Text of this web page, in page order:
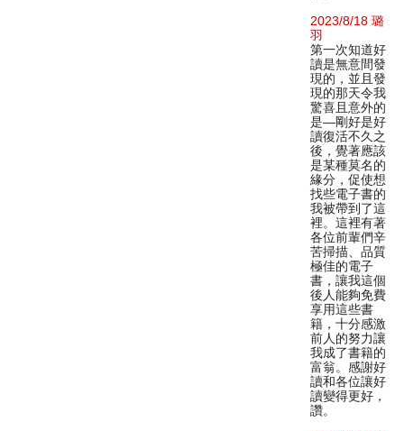
2023/8/18 璐
羽
第一次知道好
讀是無意間發
現的，並且發
現的那天令我
驚喜且意外的
是—剛好是好
讀復活不久之
後，覺著應該
是某種莫名的
緣分，促使想
找些電子書的
我被帶到了這
裡。這裡有著
各位前輩們辛
苦掃描、品質
極佳的電子
書，讓我這個
後人能夠免費
享用這些書
籍，十分感激
前人的努力讓
我成了書籍的
富翁。感謝好
讀和各位讓好
讀變得更好，
讚。